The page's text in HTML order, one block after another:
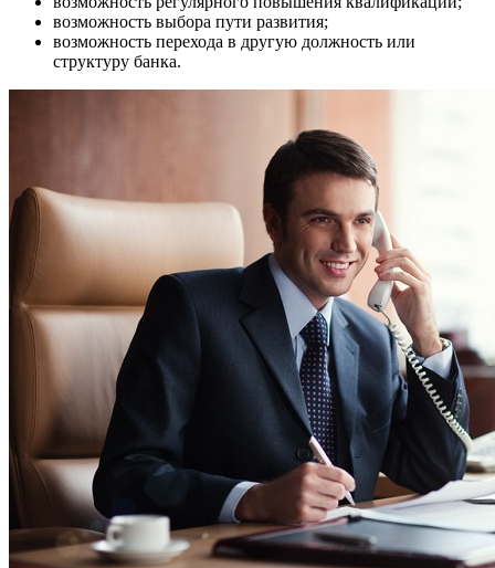
возможность выбора пути развития;
возможность перехода в другую должность или
структуру банка.